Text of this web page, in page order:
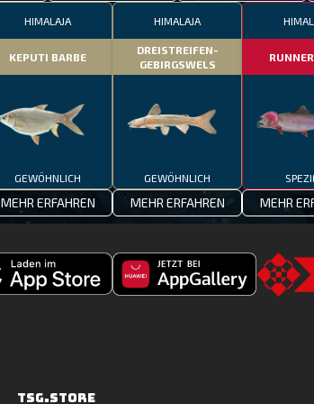
HIMALAJA
KEPUTI BARBE
GEWÖHNLICH
MEHR ERFAHREN
HIMALAJA
DREISTREIFEN-
GEBIRGSWELS
GEWÖHNLICH
MEHR ERFAHREN MEHR
TSG.STORE